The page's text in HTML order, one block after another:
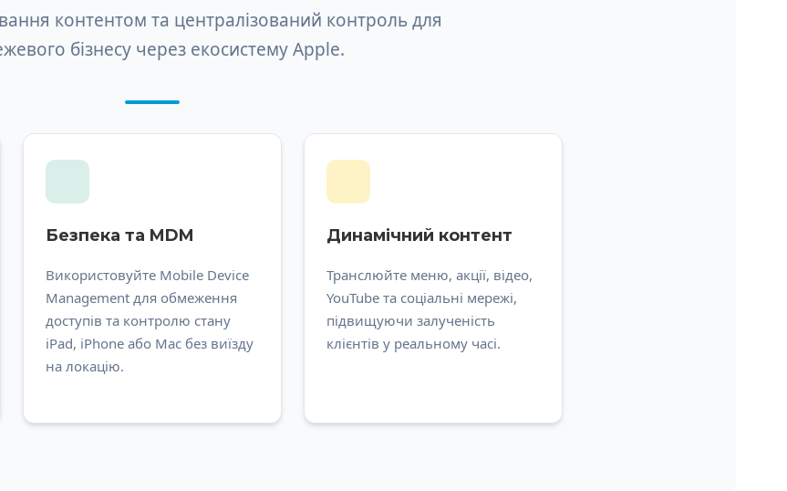
контентом та централізований контроль для
бізнесу через екосистему Apple.
Безпека та MDM
Використовуйте Mobile Device
Management для обмеження
доступів та контролю стану
iPad, iPhone або Mac без виїзду
на локацію.
Динамічний контент
Транслюйте меню, акції, відео,
YouTube та соціальні мережі,
підвищуючи залученість
клієнтів у реальному часі.